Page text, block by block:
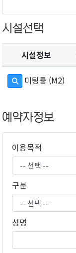
시설선택
시설정보
미팅룸 (M2)
예약자정보
이용목적
구분
성명